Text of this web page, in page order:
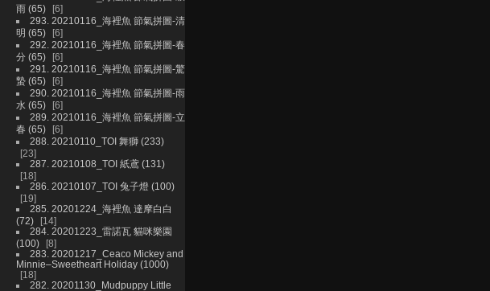
雨 (65)
6
293. 20210116_海裡魚 節氣拼圖-清
明 (65)
6
292. 20210116_海裡魚 節氣拼圖-春
分 (65)
6
291. 20210116_海裡魚 節氣拼圖-驚
蟄 (65)
6
290. 20210116_海裡魚 節氣拼圖-雨
水 (65)
6
289. 20210116_海裡魚 節氣拼圖-立
春 (65)
6
288. 20210110_TOI 舞獅 (233)
23
287. 20210108_TOI 紙鳶 (131)
18
286. 20210107_TOI 兔子燈 (100)
19
285. 20201224_海裡魚 達摩白白
(72)
14
284. 20201223_雷諾瓦 貓咪樂園
(100)
8
283. 20201217_Ceaco Mickey and
Minnie–Sweetheart Holiday (1000)
18
282. 20201130_Mudpuppy Little